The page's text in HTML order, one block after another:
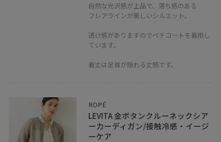
自然な光沢感が上品で、落ち感のある
フレアラインが美しいシルエット。
透け感がありますのでペチコートを着用し
ています。
着丈は足首が隠れる丈感です。
ROPÉ
LEVITA 金ボタンクルーネックシア
ーカーディガン/接触冷感・イージ
ーケア